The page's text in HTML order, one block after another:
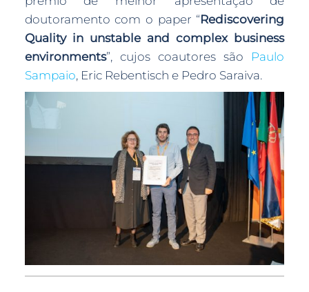
doutoramento com o paper “Rediscovering
Quality in unstable and complex business
environments”, cujos coautores são Paulo
Sampaio, Eric Rebentisch e Pedro Saraiva.